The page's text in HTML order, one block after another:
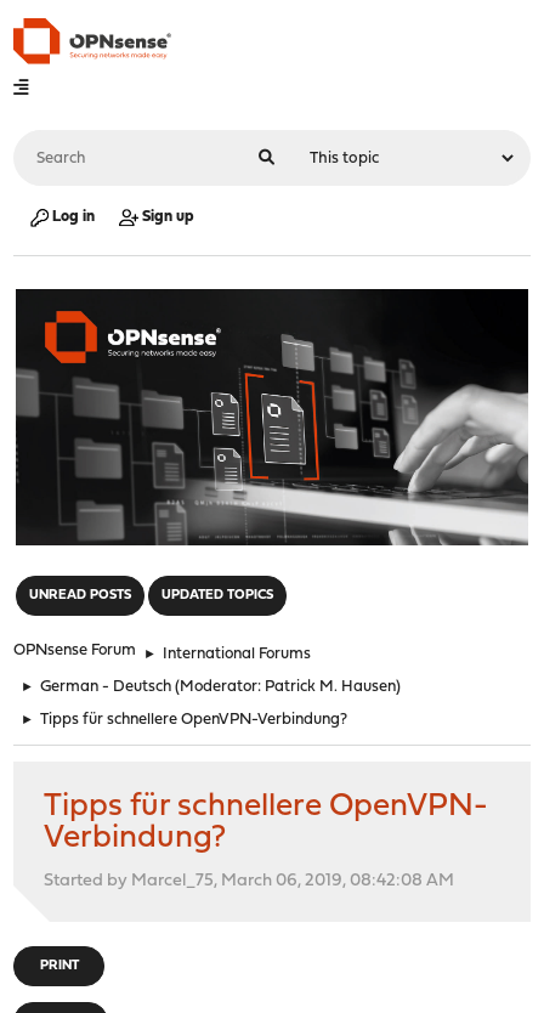
Log in Sign up
UNREAD POSTS UPDATED TOPICS
OPNsense Forum ► International Forums
► German - Deutsch (Moderator: Patrick M. Hausen)
► Tipps für schnellere OpenVPN-Verbindung?
Tipps für schnellere OpenVPN-
Verbindung?
Started by Marcel_75, March 06, 2019, 08:42:08 AM
PRINT